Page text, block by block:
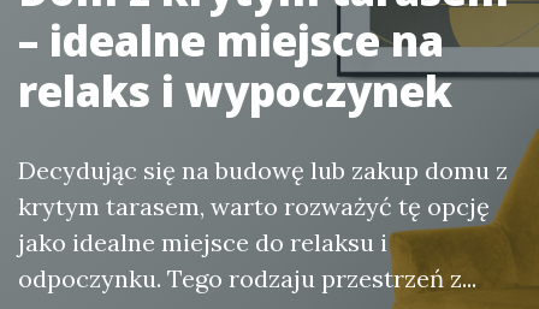
– idealne miejsce na
relaks i wypoczynek
Decydując się na budowę lub zakup domu z
krytym tarasem, warto rozważyć tę opcję
jako idealne miejsce do relaksu i
odpoczynku. Tego rodzaju przestrzeń z...